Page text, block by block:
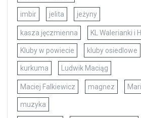
imbir jelita jeżyny
kasza jęczmienna KL Walerianki i
Kluby w powiecie kluby osiedlowe
kurkuma Ludwik Maciąg
Maciej Falkiewicz magnez
muzyka